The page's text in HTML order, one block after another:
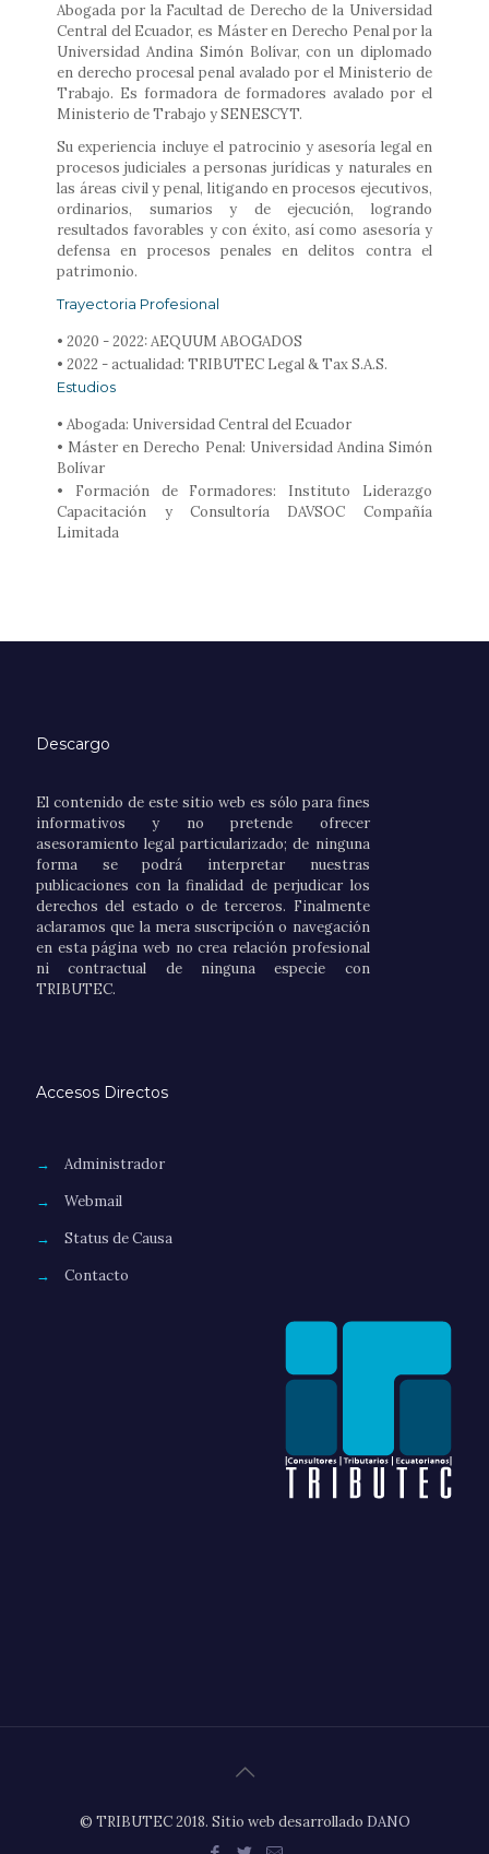
Abogada por la Facultad de Derecho de la Universidad
Central del Ecuador, es Máster en Derecho Penal por la
Universidad Andina Simón Bolívar, con un diplomado
en derecho procesal penal avalado por el Ministerio de
Trabajo. Es formadora de formadores avalado por el
Ministerio de Trabajo y SENESCYT.
Su experiencia incluye el patrocinio y asesoría legal en
procesos judiciales a personas jurídicas y naturales en
las áreas civil y penal, litigando en procesos ejecutivos,
ordinarios, sumarios y de ejecución, logrando
resultados favorables y con éxito, así como asesoría y
defensa en procesos penales en delitos contra el
patrimonio.
Trayectoria Profesional
• 2020 - 2022: AEQUUM ABOGADOS
• 2022 - actualidad: TRIBUTEC Legal & Tax S.A.S.
Estudios
• Abogada: Universidad Central del Ecuador
• Máster en Derecho Penal: Universidad Andina Simón
Bolívar
• Formación de Formadores: Instituto Liderazgo
Capacitación y Consultoría DAVSOC Compañía
Limitada
Descargo
El contenido de este sitio web es sólo para fines
informativos y no pretende ofrecer
asesoramiento legal particularizado; de ninguna
forma se podrá interpretar nuestras
publicaciones con la finalidad de perjudicar los
derechos del estado o de terceros. Finalmente
aclaramos que la mera suscripción o navegación
en esta página web no crea relación profesional
ni contractual de ninguna especie con
TRIBUTEC.
Accesos Directos
→
Administrador
→
Webmail
→
Status de Causa
→
Contacto
© TRIBUTEC 2018. Sitio web desarrollado DANO